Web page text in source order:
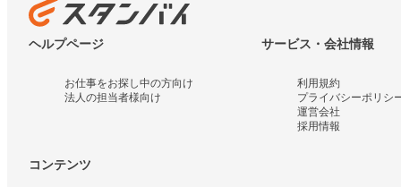
ヘルプページ
お仕事をお探し中の方向け
法人の担当者様向け
サービス・会社情報
利用規約
プライバシーポリシ
運営会社
採用情報
コンテンツ